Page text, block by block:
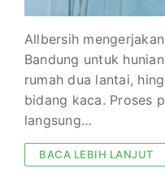
Allbersih
Bandung untuk
rumah dua lantai,
bidang kaca. Proses
langsung…
BACA LEBIH LANJUT